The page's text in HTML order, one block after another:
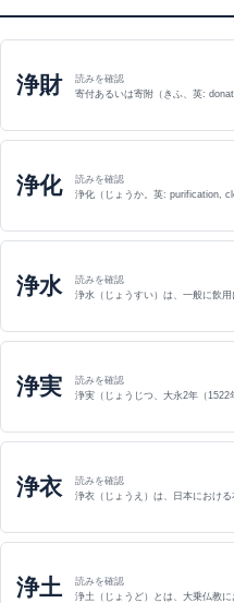
浄財
読みを確認
寄付あるいは寄附（きふ、英:
浄化
読みを確認
浄化（じょうか。英: purification,
浄水
読みを確認
浄水（じょうすい）は、一般に飲
浄実
読みを確認
浄実（じょうじつ、大永2年（
浄衣
読みを確認
浄衣（じょうえ）は、日本におけ
浄土
読みを確認
浄土（じょうど）とは、大乗仏教